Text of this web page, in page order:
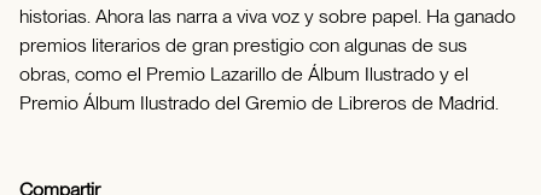
historias. Ahora las narra a viva voz y sobre papel. Ha ganado
premios literarios de gran prestigio con algunas de sus
obras, como el Premio Lazarillo de Álbum Ilustrado y el
Premio Álbum Ilustrado del Gremio de Libreros de Madrid.
Compartir